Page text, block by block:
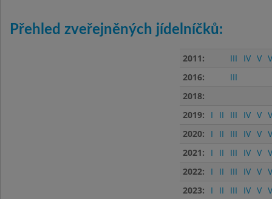
Přehled zveřejněných jídelníčků:
2011: III IV V
2016:
III
2018:
2019:
I II III IV V
2020:
I II III IV V
2021:
I II III IV V
2022:
I II III IV V
2023:
I II III IV V